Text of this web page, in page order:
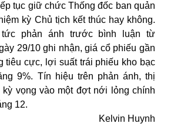
tục giữ chức Thống đốc ban quản
kỳ Chủ tịch kết thúc hay không.
phản ánh trước bình luận từ
29/10 ghi nhận, giá cổ phiếu gần
tiêu cực, lợi suất trái phiếu kho bạc
9%. Tín hiệu trên phản ánh, thị
vọng vào một đợt nới lỏng chính
12.
Kelvin Huynh